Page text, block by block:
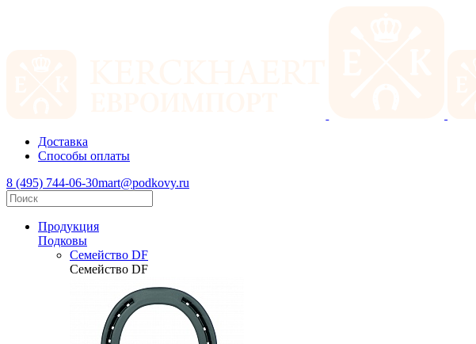
Доставка
Способы оплаты
8 (495) 744-06-30mart@podkovy.ru
Продукция
Подковы
Семейство DF
Семейство DF